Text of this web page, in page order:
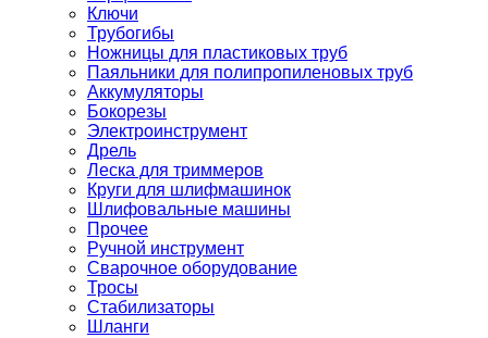
Ключи
Трубогибы
Ножницы для пластиковых труб
Паяльники для полипропиленовых труб
Аккумуляторы
Бокорезы
Электроинструмент
Дрель
Леска для триммеров
Круги для шлифмашинок
Шлифовальные машины
Прочее
Ручной инструмент
Сварочное оборудование
Тросы
Стабилизаторы
Шланги